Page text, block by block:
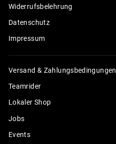
Widerrufsbelehrung
Datenschutz
Impressum
Versand & Zahlungsbedingungen
Teamrider
Lokaler Shop
Jobs
Events